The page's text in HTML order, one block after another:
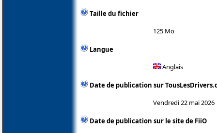
Taille du fichier
125 Mo
Langue
Anglais
Date de publication sur
Vendredi 22 mai 2026
Date de publication sur le site de FiiO